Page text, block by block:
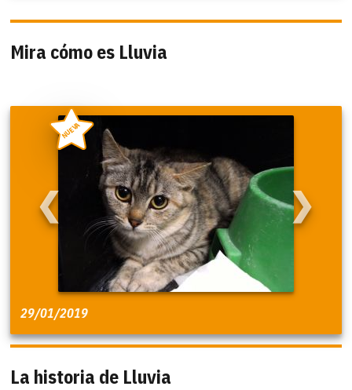
Mira cómo es Lluvia
❮ ❯
NUEVA
29/01/2019
La historia de Lluvia